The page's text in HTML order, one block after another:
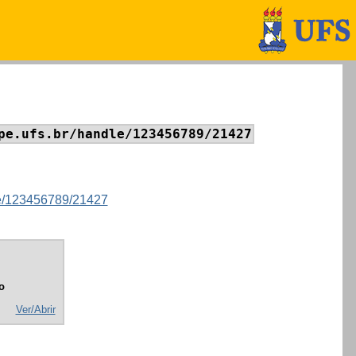
handle/123456789/21427
123456789/21427
Ver/Abrir